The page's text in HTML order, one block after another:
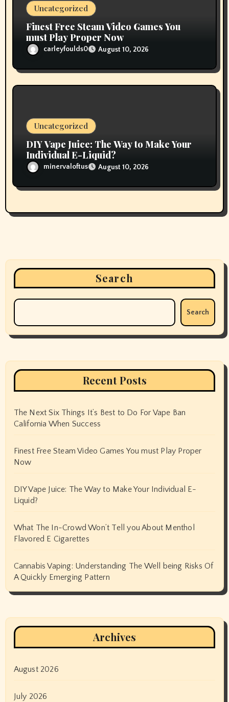
Uncategorized
Finest Free Steam Video Games You
must Play Proper Now
carleyfoulds0 August 10, 2026
Uncategorized
DIY Vape Juice: The Way to Make Your
Individual E-Liquid?
minervaloftus August 10, 2026
Search
Search
Recent Posts
The Next Six Things It’s Best to Do For Vape Ban
California When Success
Finest Free Steam Video Games You must Play Proper
Now
DIY Vape Juice: The Way to Make Your Individual E-
Liquid?
What The In-Crowd Won’t Tell you About Menthol
Flavored E Cigarettes
Cannabis Vaping: Understanding The Well being Risks Of
A Quickly Emerging Pattern
Archives
August 2026
July 2026